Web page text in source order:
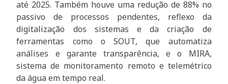
até 2025. Também houve uma redução de 88% no
passivo de processos pendentes, reflexo da
digitalização dos sistemas e da criação de
ferramentas como o SOUT, que automatiza
análises e garante transparência, e o MIRA,
sistema de monitoramento remoto e telemétrico
da água em tempo real.